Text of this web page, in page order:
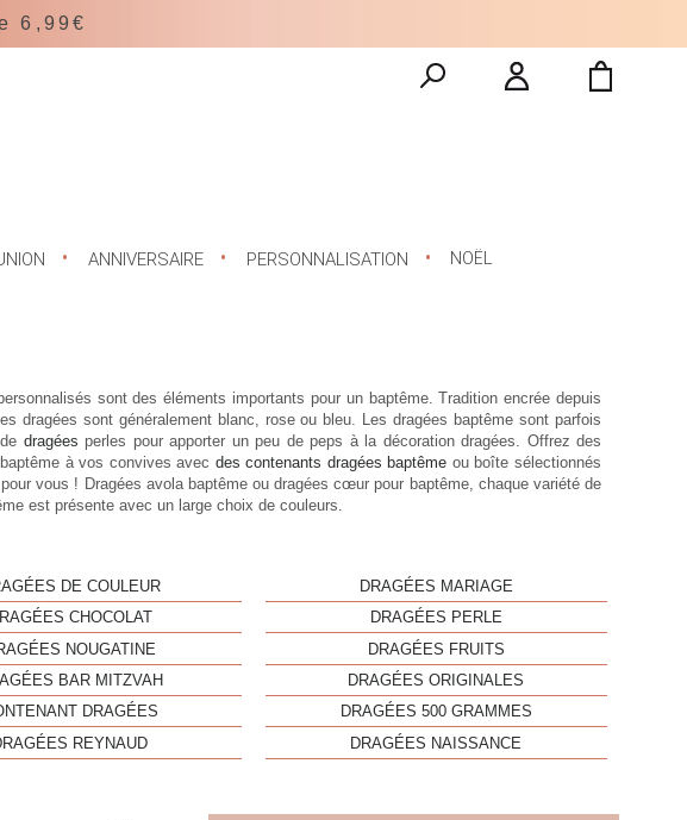
6,99€
ANNIVERSAIRE PERSONNALISATION NOËL
sont des éléments importants pour un baptême. Tradition encrée depuis
dragées sont généralement blanc, rose ou bleu. Les dragées baptême sont parfois
dragées perles pour apporter un peu de peps à la décoration dragées. Offrez des
à vos convives avec des contenants dragées baptême ou boîte sélectionnés
vous ! Dragées avola baptême ou dragées cœur pour baptême, chaque variété de
est présente avec un large choix de couleurs.
DE COULEUR
DRAGÉES MARIAGE
CHOCOLAT
DRAGÉES PERLE
NOUGATINE
DRAGÉES FRUITS
BAR MITZVAH
DRAGÉES ORIGINALES
DRAGÉES
DRAGÉES 500 GRAMMES
REYNAUD
DRAGÉES NAISSANCE